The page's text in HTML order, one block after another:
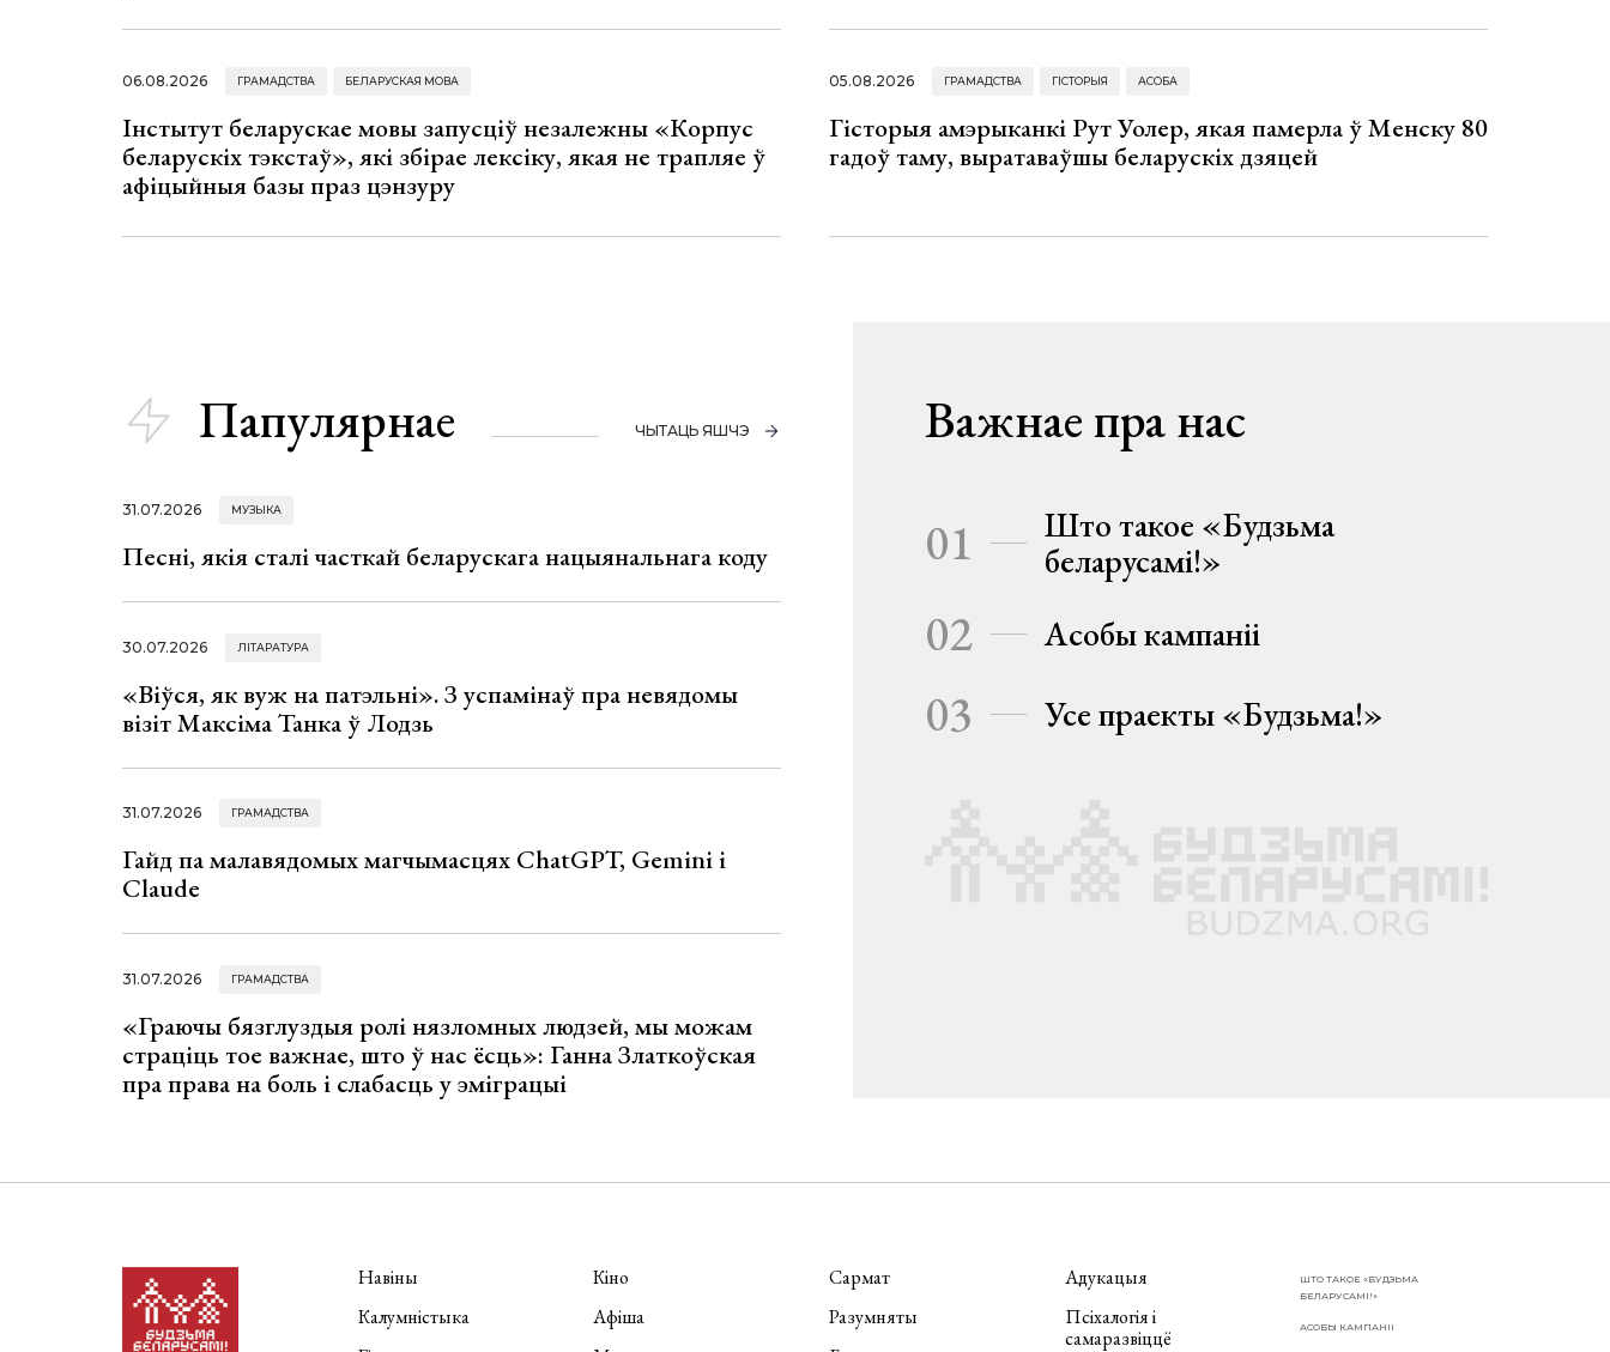
06.08.2026 ГРАМАДСТВА БЕЛАРУСКАЯ МОВА
Інстытут беларускае мовы запусціў незалежны «Корпус
беларускіх тэкстаў», які збірае лексіку, якая не трапляе ў
афіцыйныя базы праз цэнзуру
05.08.2026 ГРАМАДСТВА ГІСТОРЫЯ АСОБА
Гісторыя амэрыканкі Рут Уолер, якая памерла ў Менску 80
гадоў таму, выратаваўшы беларускіх дзяцей
Папулярнае ЧЫТАЦЬ ЯШЧЭ
31.07.2026 МУЗЫКА
Песні, якія сталі часткай беларускага нацыянальнага коду
30.07.2026 ЛІТАРАТУРА
«Віўся, як вуж на патэльні». З успамінаў пра невядомы
візіт Максіма Танка ў Лодзь
31.07.2026 ГРАМАДСТВА
Гайд па малавядомых магчымасцях ChatGPT, Gemini і
Claude
31.07.2026 ГРАМАДСТВА
«Граючы бязглуздыя ролі нязломных людзей, мы можам
страціць тое важнае, што ў нас ёсць»: Ганна Златкоўская
пра права на боль і слабасць у эміграцыі
Важнае пра нас
01
Што такое «Будзьма
беларусамі!»
02 Асобы кампаніі
03 Усе праекты «Будзьма!»
Навіны
Калумністыка
Кіно
Афіша
Сармат
Разумняты
Адукацыя
Псіхалогія і
самаразвіццё
ШТО ТАКОЕ «БУДЗЬМА
БЕЛАРУСАМІ!»
АСОБЫ КАМПАНІІ